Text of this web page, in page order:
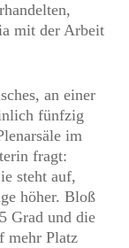
mit der Arbeit
an einer
fünfzig
im
fragt:
steht auf,
höher. Bloß
Grad und die
mehr Platz